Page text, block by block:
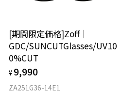
[期間限定価格]Zoff｜
GDC/SUNCUTGlasses/UV10
0%CUT
¥ 9,990
ZA251G36-14E1